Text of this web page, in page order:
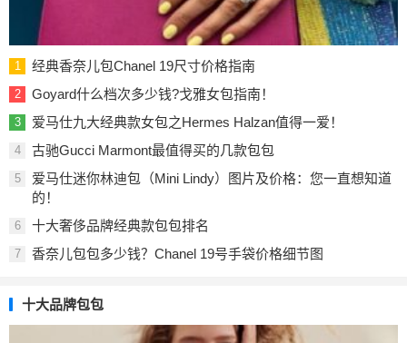
1 经典香奈儿包Chanel 19尺寸价格指南
2 Goyard什么档次多少钱?戈雅女包指南！
3 爱马仕九大经典款女包之Hermes Halzan值得一爱！
4 古驰Gucci Marmont最值得买的几款包包
5
爱马仕迷你林迪包（Mini Lindy）图片及价格：您一直想知道
的！
6 十大奢侈品牌经典款包包排名
7 香奈儿包包多少钱？Chanel 19号手袋价格细节图
十大品牌包包